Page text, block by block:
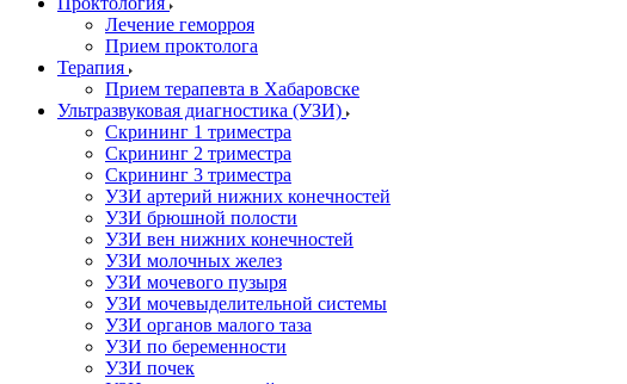
Лечение геморроя
Прием проктолога
Терапия
Прием терапевта в Хабаровске
Ультразвуковая диагностика (УЗИ)
Скрининг 1 триместра
Скрининг 2 триместра
Скрининг 3 триместра
УЗИ артерий нижних конечностей
УЗИ брюшной полости
УЗИ вен нижних конечностей
УЗИ молочных желез
УЗИ мочевого пузыря
УЗИ мочевыделительной системы
УЗИ органов малого таза
УЗИ по беременности
УЗИ почек